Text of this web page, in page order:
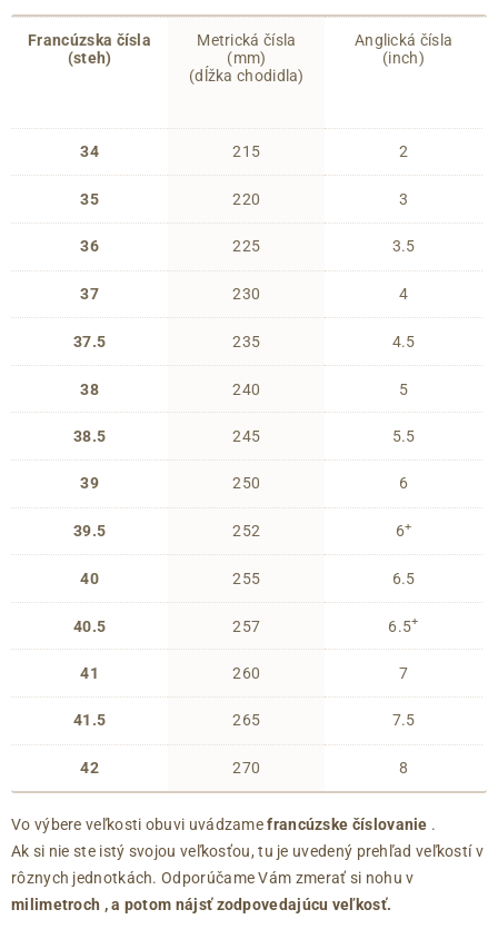
Francúzska čísla
(steh)
34
35
36
37
37.5
38
38.5
39
39.5
40
40.5
41
41.5
42
Metrická čísla
(mm)
(dĺžka chodidla)
215
220
225
230
235
240
245
250
252
255
257
260
265
270
Anglická čísla
(inch)
2
3
3.5
4
4.5
5
5.5
6
6+
6.5
6.5+
7
7.5
8
Vo výbere veľkosti obuvi uvádzamefrancúzske číslovanie .
Ak si nie ste istý svojou veľkosťou, tu je uvedený prehľad veľkostí v
rôznych jednotkách. Odporúčame Vám zmerať si nohu v
milimetroch , a potom nájsť zodpovedajúcu veľkosť.